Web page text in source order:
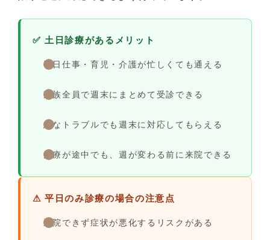
✅ 土日診療があるメリット
平日仕事・育児・介護が忙しくても通える
家族全員で週末にまとめて受診できる
急なトラブルでも週末に対応してもらえる
治療が途中でも、週が変わる前に来院できる
⚠ 平日のみ診療の場合の注意点
通院できず症状が悪化するリスクがある